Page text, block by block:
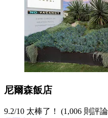
尼爾森飯店
9.2/10 太棒了！ (1,006 則評